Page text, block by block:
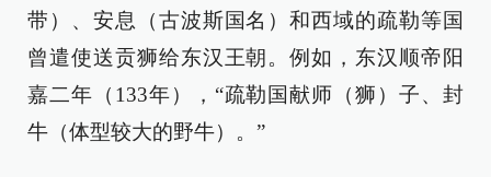
带）、安息（古波斯国名）和西域的疏勒等国
曾遣使送贡狮给东汉王朝。例如，东汉顺帝阳
嘉二年（133年），“疏勒国献师（狮）子、封
牛（体型较大的野牛）。”